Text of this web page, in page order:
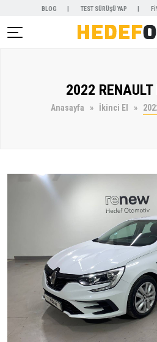
SERVİSLER )
BLOG TEST SÜRÜŞÜ YAP
2022 RENAULT
Anasayfa İkinci El